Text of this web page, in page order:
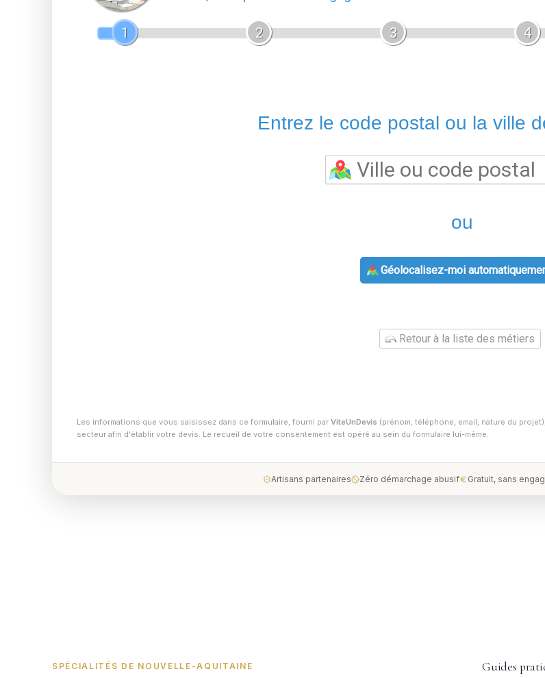
1 2 3 4
Entrez le code postal ou la ville
ou
Géolocalisez-moi
Retour à la liste des métiers
Les informations que vous saisissez dans ce formulaire, fourni par ViteUnDevis (prénom, téléphone, email, nature du
secteur afin d'établir votre devis. Le recueil de votre consentement est opéré au sein du formulaire lui-même.
Artisans partenaires Zéro démarchage abusif Gratuit, sans
SPÉCIALITÉS DE NOUVELLE-AQUITAINE Guides